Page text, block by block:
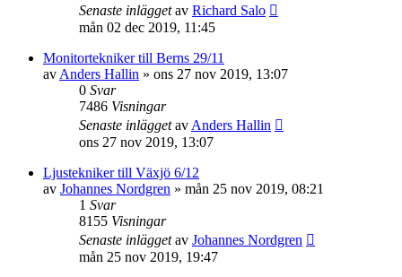
Senaste inläggetav Richard Salo
mån 02 dec 2019, 11:45
Monitortekniker till Berns 29/11
av Anders Hallin » ons 27 nov 2019, 13:07
0 Svar
7486 Visningar
Senaste inläggetav Anders Hallin
ons 27 nov 2019, 13:07
Ljustekniker till Växjö 6/12
av Johannes Nordgren » mån 25 nov 2019, 08:21
1 Svar
8155 Visningar
Senaste inläggetav Johannes Nordgren
mån 25 nov 2019, 19:47